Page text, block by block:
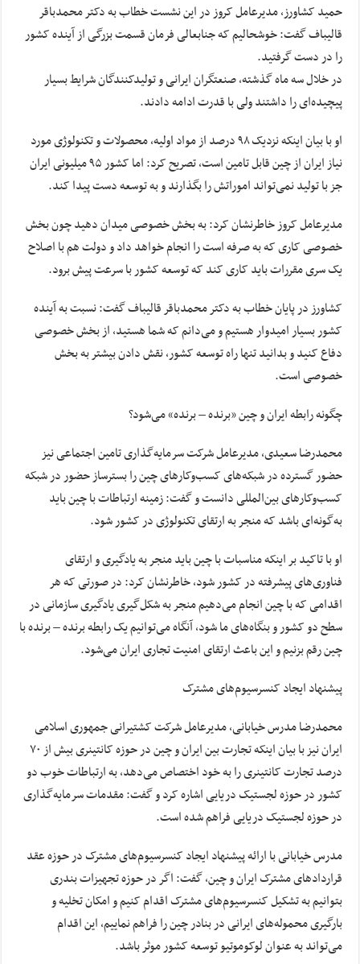
حمید کشاورز، مدیرعامل کروز در این نشست خطاب به دکتر محمدباقر
قالیباف گفت: خوشحالیم که جنابعالی فرمان قسمت بزرگی از آینده کشور
را در دست گرفتید.
در خلال سه ماه گذشته، صنعتگران ایرانی و تولیدکنندگان شرایط بسیار
پیچیده‌ای را داشتند ولی با قدرت ادامه دادند.
او با بیان اینکه نزدیک ۹۸ درصد از مواد اولیه، محصولات و تکنولوژی مورد
نیاز ایران از چین قابل تامین است، تصریح کرد: اما کشور ۹۵ میلیونی ایران
جز با تولید نمی‌تواند اموراتش را بگذارند و به توسعه دست پیدا کند.
مدیرعامل کروز خاطرنشان کرد: به بخش خصوصی میدان دهید چون بخش
خصوصی کاری که به صرفه است را انجام خواهد داد و دولت هم با اصلاح
یک سری مقررات باید کاری کند که توسعه کشور با سرعت پیش برود.
کشاورز در پایان خطاب به دکتر محمدباقر قالیباف گفت: نسبت به آینده
کشور بسیار امیدوار هستیم و می‌دانم که شما هستید، از بخش خصوصی
دفاع کنید و بدانید تنها راه توسعه کشور، نقش دادن بیشتر به بخش
خصوصی است.
چگونه رابطه ایران و چین «برنده – برنده» می‌شود؟
محمدرضا سعیدی، مدیرعامل شرکت سرمایه‌گذاری تامین اجتماعی نیز
حضور گسترده در شبکه‌های کسب‌وکارهای چین را بسترساز حضور در شبکه
کسب‌وکارهای بین‌المللی دانست و گفت: زمینه ارتباطات با چین باید
به‌گونه‌ای باشد که منجر به ارتقای تکنولوژی در کشور شود.
او با تاکید بر اینکه مناسبات با چین باید منجر به یادگیری و ارتقای
فناوری‌های پیشرفته در کشور شود، خاطرنشان کرد: در صورتی که هر
اقدامی که با چین انجام می‌دهیم منجر به شکل‌گیری یادگیری سازمانی در
سطح دو کشور و بنگاه‌های ما شود، آنگاه می‌توانیم یک رابطه برنده – برنده با
چین رقم بزنیم و این باعث ارتقای امنیت تجاری ایران می‌شود.
پیشنهاد ایجاد کنسرسیوم‌های مشترک
محمدرضا مدرس خیابانی، مدیرعامل شرکت کشتیرانی جمهوری اسلامی
ایران نیز با بیان اینکه تجارت بین ایران و چین در حوزه کانتینری بیش از ۷۰
درصد تجارت کانتینری را به خود اختصاص می‌دهد، به ارتباطات خوب دو
کشور در حوزه لجستیک دریایی اشاره کرد و گفت: مقدمات سرمایه‌گذاری
در حوزه لجستیک دریایی فراهم شده است.
مدرس خیابانی با ارائه پیشنهاد ایجاد کنسرسیوم‌های مشترک در حوزه عقد
قراردادهای مشترک ایران و چین، گفت: اگر در حوزه تجهیزات بندری
بتوانیم به تشکیل کنسرسیوم‌های مشترک اقدام کنیم و امکان تخلیه و
بارگیری محموله‌های ایرانی در بنادر چین را فراهم نماییم، این اقدام
می‌تواند به عنوان لوکوموتیو توسعه کشور موثر باشد.